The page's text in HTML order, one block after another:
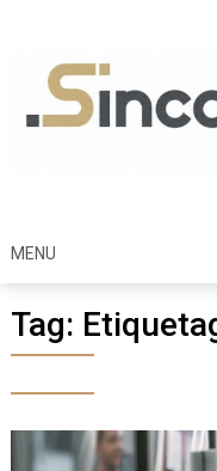
content
MENU
Tag: